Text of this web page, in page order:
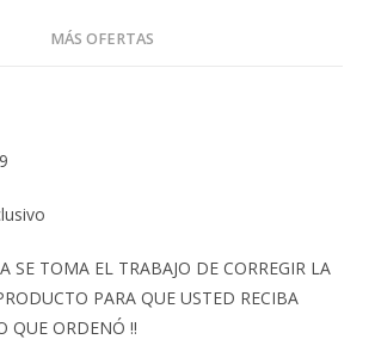
MÁS OFERTAS
SE TOMA EL TRABAJO DE CORREGIR LA
PARA QUE USTED RECIBA
QUE ORDENÓ ‼️